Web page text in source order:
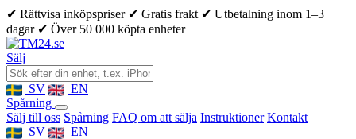
✔ Rättvisa inköpspriser ✔ Gratis frakt ✔ Utbetalning inom 1–3
dagar ✔ Över 50 000 köpta enheter
Sälj
SV
EN
Spårning
Sälj till oss Spårning FAQ om att sälja Instruktioner Kontakt
SV
EN